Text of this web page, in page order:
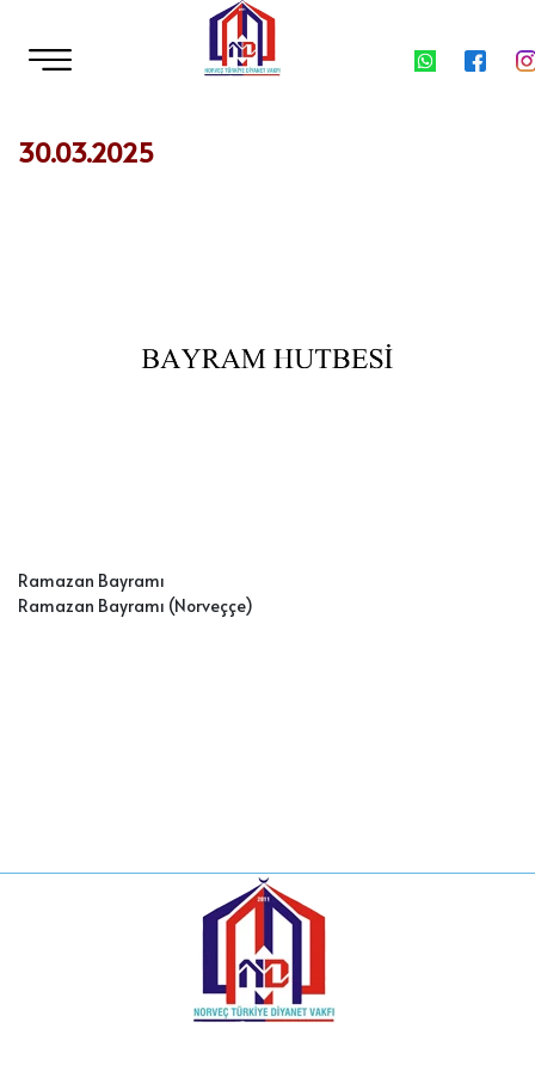
30.03.2025
Ramazan Bayramı
Ramazan Bayramı (Norveççe)